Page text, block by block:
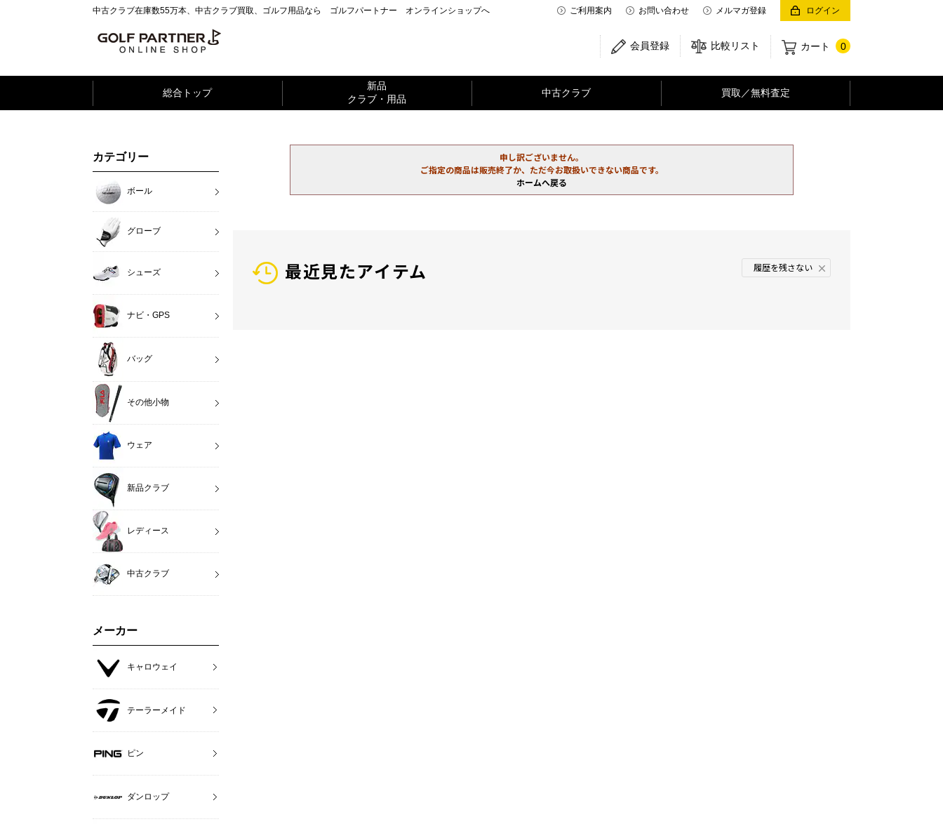
中古クラブ在庫数55万本、中古クラブ買取、ゴルフ用品なら ゴルフパートナー オンラインショップへ ご利用案内 お問い合わせ メルマガ登録 ログイン
カート 0
比較リスト
会員登録
総合トップ
新品
クラブ・用品
中古クラブ 買取／無料査定
申し訳ございません。
ご指定の商品は販売終了か、ただ今お取扱いできない商品です。
ホームへ戻る
最近見たアイテム 履歴を残さない
カテゴリー
ボール
グローブ
シューズ
ナビ・GPS
バッグ
その他小物
ウェア
新品クラブ
レディース
中古クラブ
メーカー
キャロウェイ
テーラーメイド
ピン
ダンロップ